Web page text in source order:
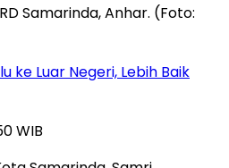
ke Luar Negeri, Lebih Baik
WIB